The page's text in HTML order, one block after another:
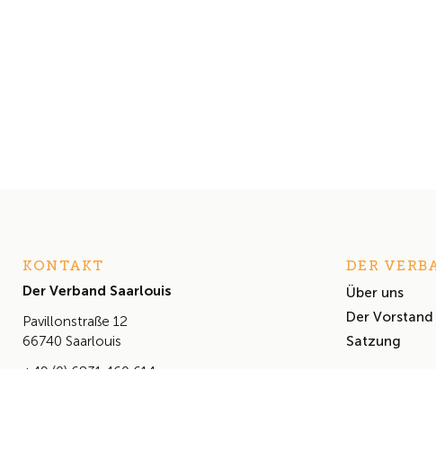
KONTAKT
Der Verband Saarlouis
Pavillonstraße 12
66740 Saarlouis
+49 (0) 6831 460 614
DER
Über uns
Der Vorstand
Satzung